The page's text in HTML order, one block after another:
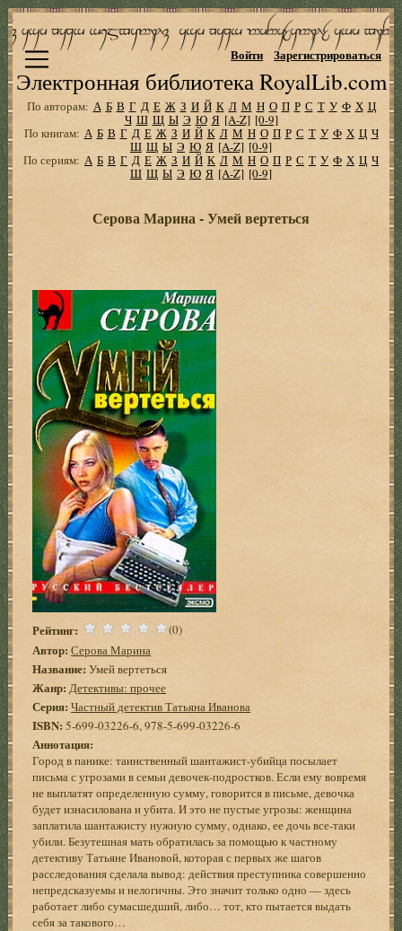
Электронная библиотека RoyalLib.com
Войти Зарегистрироваться
По авторам: А Б В Г Д Е Ж З И Й К Л М Н О П Р С Т У Ф Х Ц
Ч Ш Щ Ы Э Ю Я [A-Z] [0-9]
По книгам: А Б В Г Д Е Ж З И Й К Л М Н О П Р С Т У Ф Х Ц Ч
Ш Щ Ы Э Ю Я [A-Z] [0-9]
По сериям: А Б В Г Д Е Ж З И Й К Л М Н О П Р С Т У Ф Х Ц Ч
Ш Щ Ы Э Ю Я [A-Z] [0-9]
Серова Марина - Умей вертеться
Рейтинг: (0)
Автор: Серова Марина
Название: Умей вертеться
Жанр: Детективы: прочее
Серия: Частный детектив Татьяна Иванова
ISBN:5-699-03226-6, 978-5-699-03226-6
Аннотация:
Город в панике: таинственный шантажист-убийца посылает
письма с угрозами в семьи девочек-подростков. Если ему вовремя
не выплатят определенную сумму, говорится в письме, девочка
будет изнасилована и убита. И это не пустые угрозы: женщина
заплатила шантажисту нужную сумму, однако, ее дочь все-таки
убили. Безутешная мать обратилась за помощью к частному
детективу Татьяне Ивановой, которая с первых же шагов
расследования сделала вывод: действия преступника совершенно
непредсказуемы и нелогичны. Это значит только одно — здесь
работает либо сумасшедший, либо… тот, кто пытается выдать
себя за такового…